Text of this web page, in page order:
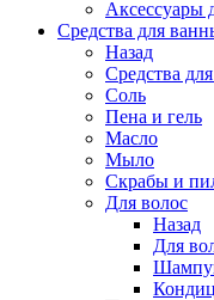
Аксессуары
Средства для
Назад
Средства
Соль
Пена и гель
Масло
Мыло
Скрабы и
Для волос
Назад
Для